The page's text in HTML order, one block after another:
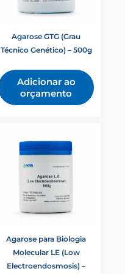
Agarose GTG (Grau
Técnico Genético) – 500g
Adicionar ao
orçamento
Agarose para Biologia
Molecular LE (Low
Electroendosmosis) –